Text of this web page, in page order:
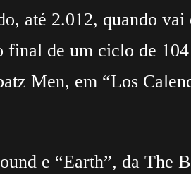
até 2.012, quando
final de um ciclo de
Men, em “Los
e “Earth”, da The